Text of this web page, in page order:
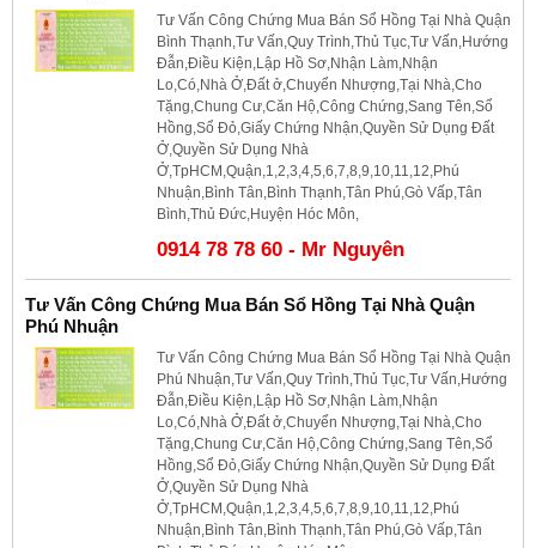
Tư Vấn Công Chứng Mua Bán Sổ Hồng Tại Nhà Quận
Bình Thạnh,Tư Vấn,Quy Trình,Thủ Tục,Tư Vấn,Hướng
Đẫn,Điều Kiện,Lập Hồ Sơ,Nhận Làm,Nhận
Lo,Có,Nhà Ở,Đất ở,Chuyển Nhượng,Tại Nhà,Cho
Tặng,Chung Cư,Căn Hộ,Công Chứng,Sang Tên,Sổ
Hồng,Sổ Đỏ,Giấy Chứng Nhận,Quyền Sử Dụng Đất
Ở,Quyền Sử Dụng Nhà
Ở,TpHCM,Quận,1,2,3,4,5,6,7,8,9,10,11,12,Phú
Nhuận,Bình Tân,Bình Thạnh,Tân Phú,Gò Vấp,Tân
Bình,Thủ Đức,Huyện Hóc Môn,
0914 78 78 60 - Mr Nguyên
Tư Vấn Công Chứng Mua Bán Sổ Hồng Tại Nhà Quận
Phú Nhuận
Tư Vấn Công Chứng Mua Bán Sổ Hồng Tại Nhà Quận
Phú Nhuận,Tư Vấn,Quy Trình,Thủ Tục,Tư Vấn,Hướng
Đẫn,Điều Kiện,Lập Hồ Sơ,Nhận Làm,Nhận
Lo,Có,Nhà Ở,Đất ở,Chuyển Nhượng,Tại Nhà,Cho
Tặng,Chung Cư,Căn Hộ,Công Chứng,Sang Tên,Sổ
Hồng,Sổ Đỏ,Giấy Chứng Nhận,Quyền Sử Dụng Đất
Ở,Quyền Sử Dụng Nhà
Ở,TpHCM,Quận,1,2,3,4,5,6,7,8,9,10,11,12,Phú
Nhuận,Bình Tân,Bình Thạnh,Tân Phú,Gò Vấp,Tân